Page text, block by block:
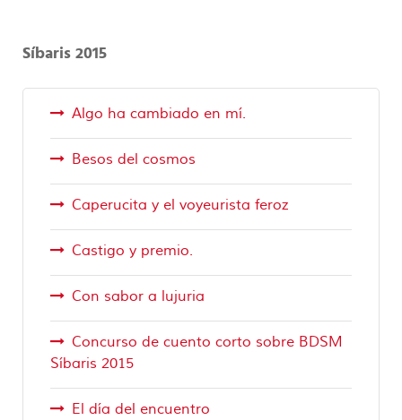
Síbaris 2015
Algo ha cambiado en mí.
Besos del cosmos
Caperucita y el voyeurista feroz
Castigo y premio.
Con sabor a lujuria
Concurso de cuento corto sobre BDSM
Síbaris 2015
El día del encuentro